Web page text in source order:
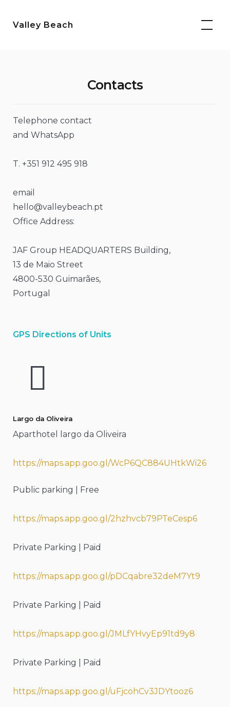
Valley Beach
Contacts
Telephone contact
and WhatsApp
T. +351 912 495 918
email
hello@valleybeach.pt
Office Address:
JAF Group HEADQUARTERS Building,
13 de Maio Street
4800-530 Guimarães,
Portugal
GPS Directions of Units
Largo da Oliveira
Aparthotel largo da Oliveira
https://maps.app.goo.gl/WcP6QC884UHtkWi26
Public parking | Free
https://maps.app.goo.gl/2hzhvcb79PTeCesp6
Private Parking | Paid
https://maps.app.goo.gl/pDCqabre32deM7Yt9
Private Parking | Paid
https://maps.app.goo.gl/JMLfYHvyEp91td9y8
Private Parking | Paid
https://maps.app.goo.gl/uFjcohCv3JDYtooz6